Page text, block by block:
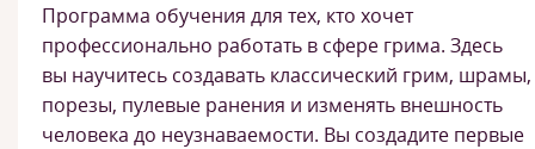
Программа обучения для тех, кто хочет
профессионально работать в сфере грима. Здесь
вы научитесь создавать классический грим, шрамы,
порезы, пулевые ранения и изменять внешность
человека до неузнаваемости. Вы создадите первые